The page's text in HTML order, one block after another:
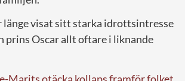
länge visat sitt starka idrottsintresse
prins Oscar allt oftare i liknande